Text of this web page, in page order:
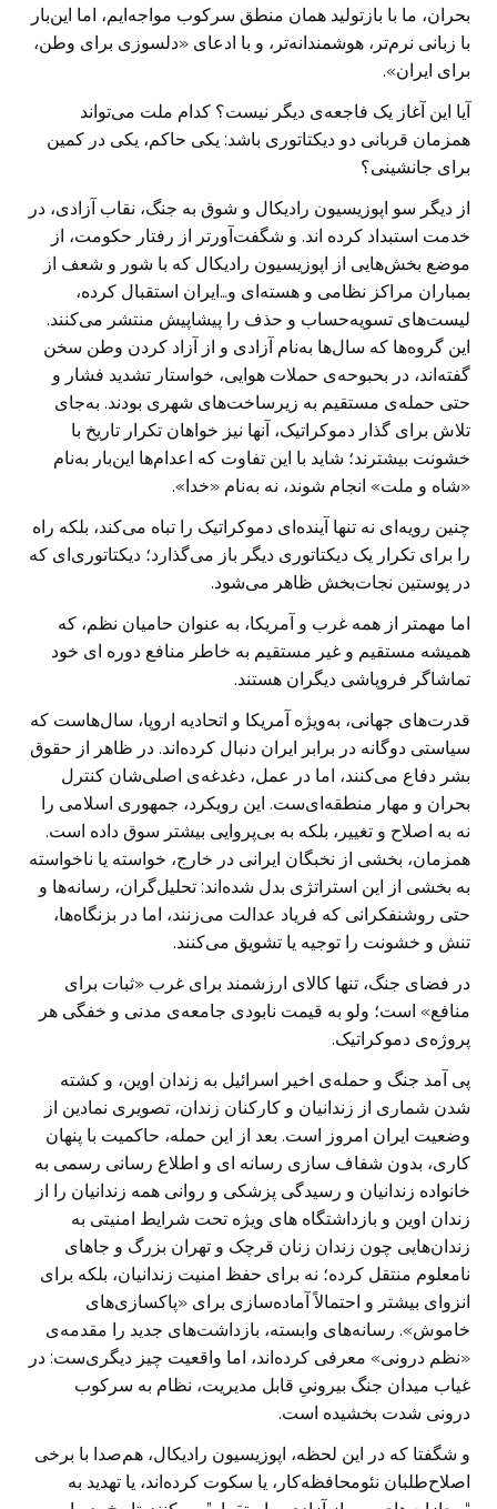
بحران، ما با بازتولید همان منطق سرکوب مواجه‌ایم، اما این‌بار
با زبانی نرم‌تر، هوشمندانه‌تر، و با ادعای «دلسوزی برای وطن،
برای ایران».
آیا این آغاز یک فاجعه‌ی دیگر نیست؟ کدام ملت می‌تواند
همزمان قربانی دو دیکتاتوری باشد: یکی حاکم، یکی در کمین
برای جانشینی؟
از دیگر سو اپوزیسیون رادیکال و شوق به جنگ، نقاب آزادی، در
خدمت استبداد کرده اند. و شگفت‌آورتر از رفتار حکومت، از
موضع بخش‌هایی از اپوزیسیون رادیکال که با شور و شعف از
بمباران مراکز نظامی و هسته‌ای و…ایران استقبال کرده،
لیست‌های تسویه‌حساب و حذف را پیشاپیش منتشر می‌کنند.
این گروه‌ها که سال‌ها به‌نام آزادی و از آزاد کردن وطن سخن
گفته‌اند، در بحبوحه‌ی حملات هوایی، خواستار تشدید فشار و
حتی حمله‌ی مستقیم به زیرساخت‌های شهری‌ بودند. به‌جای
تلاش برای گذار دموکراتیک، آنها نیز خواهان تکرار تاریخ با
خشونت بیشترند؛ شاید با این تفاوت که اعدام‌ها این‌بار به‌نام
«شاه و ملت» انجام شوند، نه به‌نام «خدا».
چنین رویه‌ای نه تنها آینده‌ای دموکراتیک را تباه می‌کند، بلکه راه
را برای تکرار یک دیکتاتوری دیگر باز می‌گذارد؛ دیکتاتوری‌ای که
در پوستین نجات‌بخش ظاهر می‌شود.
اما مهمتر از همه غرب و آمریکا، به عنوان حامیان نظم، که
همیشه مستقیم و غیر مستقیم به خاطر منافع دوره ای خود
تماشاگر فروپاشی دیگران هستند.
قدرت‌های جهانی، به‌ویژه آمریکا و اتحادیه اروپا، سال‌هاست که
سیاستی دوگانه در برابر ایران دنبال کرده‌اند. در ظاهر از حقوق
بشر دفاع می‌کنند، اما در عمل، دغدغه‌ی اصلی‌شان کنترل
بحران و مهار منطقه‌ای‌ست. این رویکرد، جمهوری اسلامی را
نه به اصلاح و تغییر، بلکه به بی‌پروایی بیشتر سوق داده است.
همزمان، بخشی از نخبگان ایرانی در خارج، خواسته یا ناخواسته
به بخشی از این استراتژی بدل شده‌اند: تحلیل‌گران، رسانه‌ها و
حتی روشنفکرانی که فریاد عدالت می‌زنند، اما در بزنگاه‌ها،
تنش و خشونت را توجیه یا تشویق می‌کنند.
در فضای جنگ، تنها کالای ارزشمند برای غرب «ثبات برای
منافع» است؛ ولو به قیمت نابودی جامعه‌ی مدنی و خفگی هر
پروژه‌ی دموکراتیک.
پی آمد جنگ و حمله‌ی اخیر اسرائیل به زندان اوین، و کشته
شدن شماری از زندانیان و کارکنان زندان، تصویری نمادین از
وضعیت ایران امروز است. بعد از این حمله، حاکمیت با پنهان
کاری، بدون شفاف سازی رسانه ای و اطلاع رسانی رسمی به
خانواده زندانیان و رسیدگی پزشکی و روانی همه زندانیان را از
زندان اوین و بازداشتگاه های ویژه تحت شرایط امنیتی به
زندان‌هایی چون زندان زنان قرچک و تهران بزرگ و جاهای
نامعلوم منتقل کرده؛ نه برای حفظ امنیت زندانیان، بلکه برای
انزوای بیشتر و احتمالاً آماده‌سازی برای «پاکسازی‌های
خاموش». رسانه‌های وابسته، بازداشت‌های جدید را مقدمه‌ی
«نظم درونی» معرفی کرده‌اند، اما واقعیت چیز دیگری‌ست: در
غیاب میدان جنگ بیرونیِ قابل مدیریت، نظام به سرکوب
درونی شدت بخشیده است.
و شگفتا که در این لحظه، اپوزیسیون رادیکال، هم‌صدا با برخی
اصلاح‌طلبان نئومحافظه‌کار، یا سکوت کرده‌اند، یا تهدید به